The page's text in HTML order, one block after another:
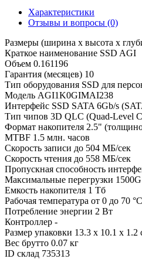
Характеристики
Отзывы и вопросы (0)
Размеры (ширина x высота x
Краткое наименование SSD AGI
Объем 0.161196
Гарантия (месяцев) 10
Тип оборудования SSD для
Модель AGI1K0GIMAI238
Интерфейс SSD SATA 6Gb/s
Тип чипов 3D QLC (Quad-Level
Формат накопителя 2.5"
MTBF 1.5 млн. часов
Скорость записи до 504 МБ/сек
Скорость чтения до 558 МБ/сек
Пропускная способность
Максимальные перегрузки
Емкость накопителя 1 Тб
Рабочая температура от 0 до 70 °С
Потребление энергии 2 Вт
Контроллер -
Размер упаковки 13.3 x 10.1 x 1.2
Вес брутто 0.07 кг
ID склад 735313